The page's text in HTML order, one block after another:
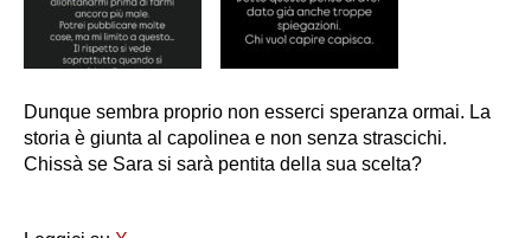
Dunque sembra proprio non esserci speranza ormai. La
storia è giunta al capolinea e non senza strascichi.
Chissà se Sara si sarà pentita della sua scelta?